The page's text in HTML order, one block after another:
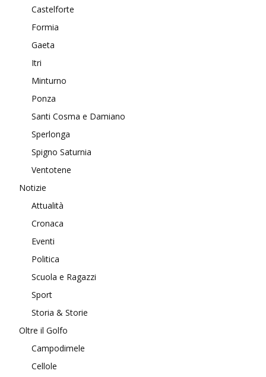
Castelforte
Formia
Gaeta
Itri
Minturno
Ponza
Santi Cosma e Damiano
Sperlonga
Spigno Saturnia
Ventotene
Notizie
Attualità
Cronaca
Eventi
Politica
Scuola e Ragazzi
Sport
Storia & Storie
Oltre il Golfo
Campodimele
Cellole